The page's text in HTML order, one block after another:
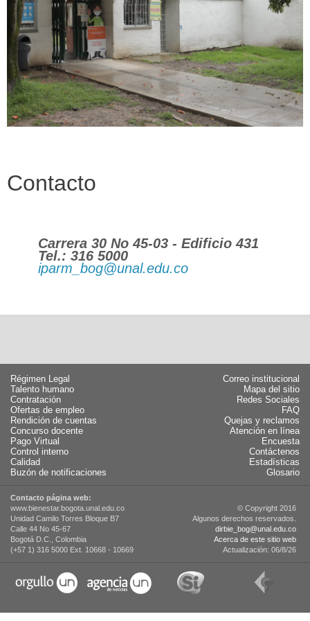
Contacto
Carrera 30 No 45-03 - Edificio 431
Tel.: 316 5000
iparm_bog@unal.edu.co
Régimen Legal
Talento humano
Contratación
Ofertas de empleo
Rendición de cuentas
Concurso docente
Pago Virtual
Control interno
Calidad
Buzón de notificaciones
Correo institucional
Mapa del sitio
Redes Sociales
FAQ
Quejas y reclamos
Atención en línea
Encuesta
Contáctenos
Estadísticas
Glosario
Contacto página web:
www.bienestar.bogota.unal.edu.co
Unidad Camilo Torres Bloque B7
Calle 44 No 45-67
Bogotá D.C., Colombia
(+57 1) 316 5000 Ext. 10668 - 10669
© Copyright 2016
Algunos derechos reservados.
dirbie_bog@unal.edu.co
Acerca de este sitio web
Actualización: 06/8/26